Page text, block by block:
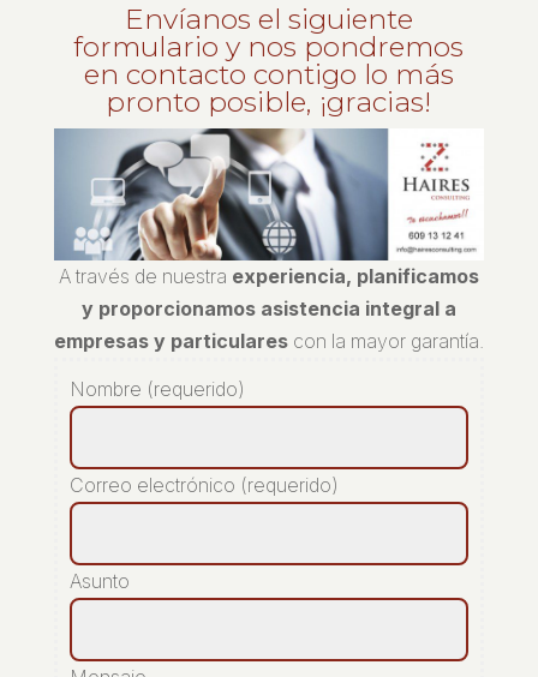
Envíanos el siguiente
formulario y nos pondremos
en contacto contigo lo más
pronto posible, ¡gracias!
A través de nuestra experiencia, planificamos
y proporcionamos asistencia integral a
empresas y particularescon la mayor garantía.
Nombre (requerido)
Correo electrónico (requerido)
Asunto